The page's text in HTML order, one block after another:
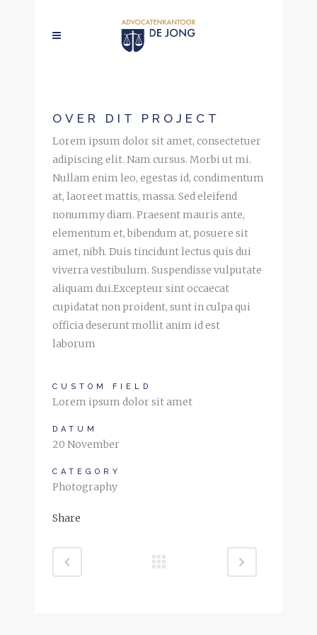
OVER DIT PROJECT
Lorem ipsum dolor sit amet, consectetuer
adipiscing elit. Nam cursus. Morbi ut mi.
Nullam enim leo, egestas id, condimentum
at, laoreet mattis, massa. Sed eleifend
nonummy diam. Praesent mauris ante,
elementum et, bibendum at, posuere sit
amet, nibh. Duis tincidunt lectus quis dui
viverra vestibulum. Suspendisse vulputate
aliquam dui.Excepteur sint occaecat
cupidatat non proident, sunt in culpa qui
officia deserunt mollit anim id est
laborum
CUSTOM FIELD
Lorem ipsum dolor sit amet
DATUM
20 November
CATEGORY
Photography
Share